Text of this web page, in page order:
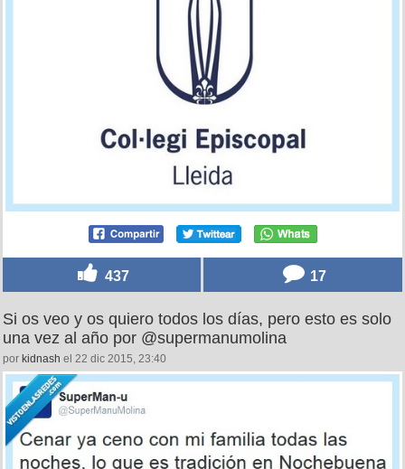
437 17
Si os veo y os quiero todos los días, pero esto es solo
una vez al año por @supermanumolina
por kidnash el 22 dic 2015, 23:40